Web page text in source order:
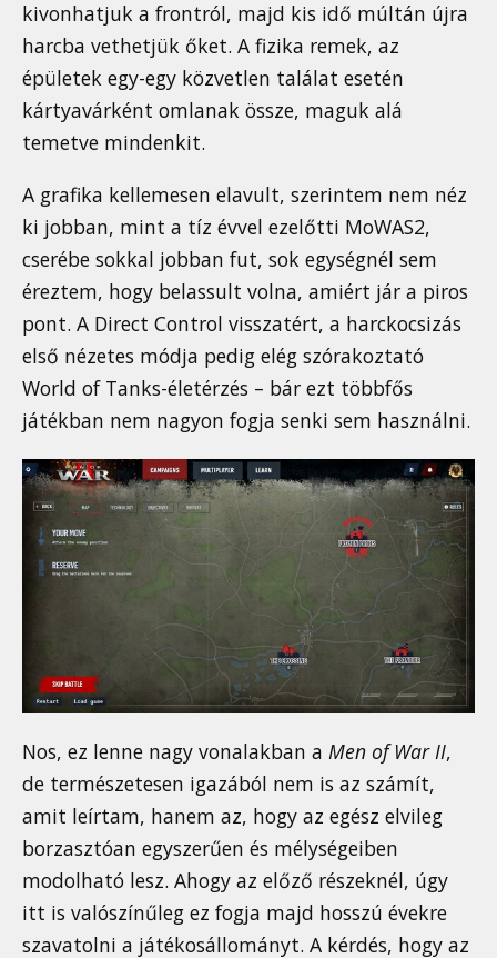
kivonhatjuk a frontról, majd kis idő múltán újra
harcba vethetjük őket. A fizika remek, az
épületek egy-egy közvetlen találat esetén
kártyavárként omlanak össze, maguk alá
temetve mindenkit.
A grafika kellemesen elavult, szerintem nem néz
ki jobban, mint a tíz évvel ezelőtti MoWAS2,
cserébe sokkal jobban fut, sok egységnél sem
éreztem, hogy belassult volna, amiért jár a piros
pont. A Direct Control visszatért, a harckocsizás
első nézetes módja pedig elég szórakoztató
World of Tanks-életérzés – bár ezt többfős
játékban nem nagyon fogja senki sem használni.
Nos, ez lenne nagy vonalakban a Men of War II,
de természetesen igazából nem is az számít,
amit leírtam, hanem az, hogy az egész elvileg
borzasztóan egyszerűen és mélységeiben
modolható lesz. Ahogy az előző részeknél, úgy
itt is valószínűleg ez fogja majd hosszú évekre
szavatolni a játékosállományt. A kérdés, hogy az